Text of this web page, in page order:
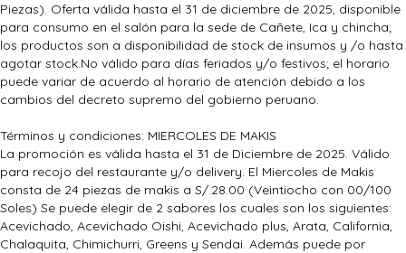
Piezas). Oferta válida hasta el 31 de diciembre de 2025, disponible
para consumo en el salón para la sede de Cañete, Ica y chincha;
los productos son a disponibilidad de stock de insumos y /o hasta
agotar stock.No válido para días feriados y/o festivos; el horario
puede variar de acuerdo al horario de atención debido a los
cambios del decreto supremo del gobierno peruano.
Términos y condiciones: MIERCOLES DE MAKIS
La promoción es válida hasta el 31 de Diciembre de 2025. Válido
para recojo del restaurante y/o delivery. El Miercoles de Makis
consta de 24 piezas de makis a S/.28.00 (Veintiocho con 00/100
Soles) Se puede elegir de 2 sabores los cuales son los siguientes:
Acevichado, Acevichado Oishi, Acevichado plus, Arata, California,
Chalaquita, Chimichurri, Greens y Sendai. Además puede por